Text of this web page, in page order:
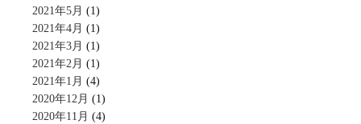
2021年5月 (1)
2021年4月 (1)
2021年3月 (1)
2021年2月 (1)
2021年1月 (4)
2020年12月 (1)
2020年11月 (4)